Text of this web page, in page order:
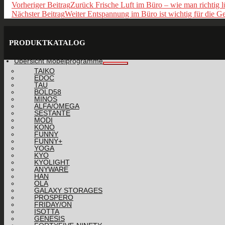
Vorheriger BeitragZurück Frische Luft im Büro – wie man richtig
Nächster BeitragWeiter Entspannung im Büro ist wichtig für die
PRODUKTKATALOG
Übersicht Möbelprogramme
TAIKO
EDOC
TAU
BOLD58
MINOS
ALFA/OMEGA
SESTANTE
MODI
KONO
FUNNY
FUNNY+
YOGA
KYO
KYOLIGHT
ANYWARE
HAN
OLA
GALAXY STORAGES
PROSPERO
FRIDAY/ON
ISOTTA
GENESIS